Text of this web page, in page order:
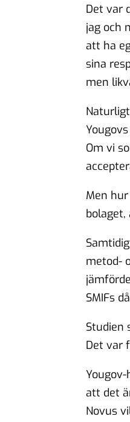
Det var
jag och
att ha
sina
men
Om vi
Men
bolaget,
metod-
SMIFs
Studien
Det var
att det
Novus